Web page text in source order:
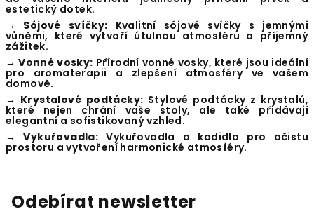
i
u
estetický dotek.
→ Sójové svíčky: Kvalitní sójové svíčky s jemnými
vůněmi, které vytvoří útulnou atmosféru a příjemný
zážitek.
→ Vonné vosky: Přírodní vonné vosky, které jsou ideální
pro aromaterapii a zlepšení atmosféry ve vašem
domově.
→ Krystalové podtácky: Stylové podtácky z krystalů,
které nejen chrání vaše stoly, ale také přidávají
elegantní a sofistikovaný vzhled.
→ Vykuřovadla: Vykuřovadla a kadidla pro očistu
prostoru a vytvoření harmonické atmosféry.
Odebírat newsletter